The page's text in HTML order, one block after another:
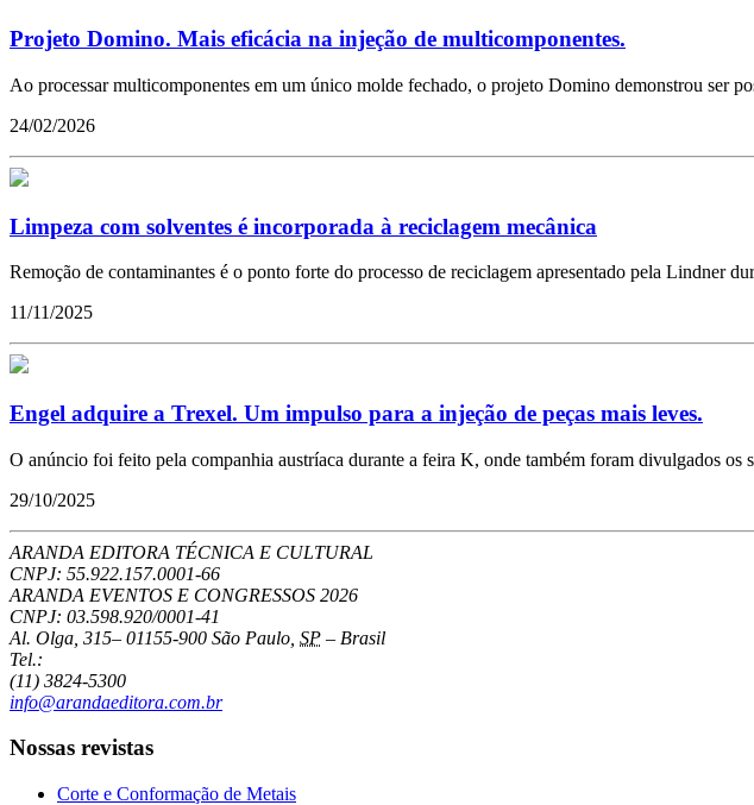
Projeto Domino. Mais eficácia na injeção de multicomponentes.
Ao processar multicomponentes em um único molde fechado, o projeto Domino demonstrou ser
24/02/2026
Limpeza com solventes é incorporada à reciclagem mecânica
Remoção de contaminantes é o ponto forte do processo de reciclagem apresentado pela Lindner
11/11/2025
Engel adquire a Trexel. Um impulso para a injeção de peças mais leves.
O anúncio foi feito pela companhia austríaca durante a feira K, onde também foram divulgados os
29/10/2025
ARANDA EDITORA TÉCNICA E CULTURAL
CNPJ: 55.922.157.0001-66
ARANDA EVENTOS E CONGRESSOS 2026
CNPJ: 03.598.920/0001-41
Al. Olga, 315– 01155-900 São Paulo SP – Brasil
Tel.:
(11) 3824-5300
info@arandaeditora.com.br
Nossas revistas
Corte e Conformação de Metais